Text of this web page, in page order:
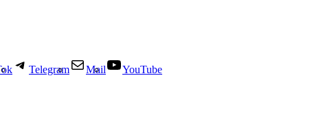
Telegram Mail YouTube